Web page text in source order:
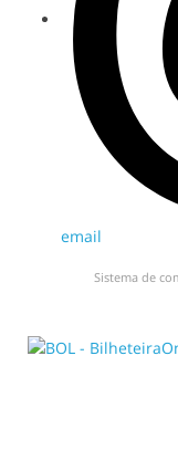
email
Sistema de